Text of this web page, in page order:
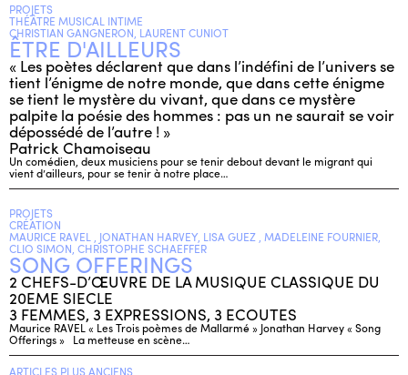
PROJETS
THÉÂTRE MUSICAL INTIME
CHRISTIAN GANGNERON, LAURENT CUNIOT
ÊTRE D'AILLEURS
« Les poètes déclarent que dans l’indéfini de l’univers se
tient l’énigme de notre monde, que dans cette énigme
se tient le mystère du vivant, que dans ce mystère
palpite la poésie des hommes : pas un ne saurait se voir
dépossédé de l’autre ! »
Patrick Chamoiseau
Un comédien, deux musiciens pour se tenir debout devant le migrant qui
vient d’ailleurs, pour se tenir à notre place…
PROJETS
CRÉATION
MAURICE RAVEL , JONATHAN HARVEY, LISA GUEZ , MADELEINE FOURNIER,
CLIO SIMON, CHRISTOPHE SCHAEFFER
SONG OFFERINGS
2 CHEFS-D’ŒUVRE DE LA MUSIQUE CLASSIQUE DU
20EME SIECLE
3 FEMMES, 3 EXPRESSIONS, 3 ECOUTES
Maurice RAVEL « Les Trois poèmes de Mallarmé » Jonathan Harvey « Song
Offerings » La metteuse en scène…
ARTICLES PLUS ANCIENS